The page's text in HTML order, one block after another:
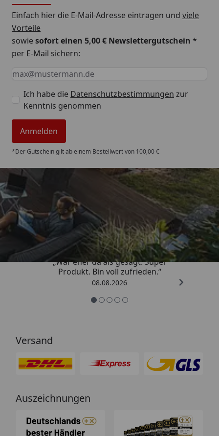
Einfach hier die E-Mail-Adresse eintragen und viele
Vorteile
sowiesofort einen 5,00 € Newslettergutschein *
per E-Mail sichern:
Keine Eingabe erforderlich
Eingabe erforderlich
E-Mail *
Ich habe die Datenschutzbestimmungen zur
Kenntnis genommen
Anmelden
*Der Gutschein gilt ab einem Bestellwert von 100,00 €
Trusted Shops
4,85/ 5
„War eher da als gesagt. Super
Produkt. Bin voll zufrieden.“
08.08.2026
Versand
Auszeichnungen